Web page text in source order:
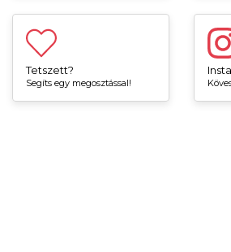
Tetszett?
Segíts egy megosztással!